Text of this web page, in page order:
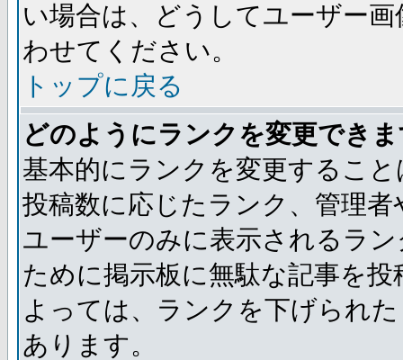
い場合は、どうしてユーザー
わせてください。
トップに戻る
どのようにランクを変更でき
基本的にランクを変更するこ
投稿数に応じたランク、管理
ユーザーのみに表示されるラ
ために掲示板に無駄な記事を
よっては、ランクを下げられ
あります。